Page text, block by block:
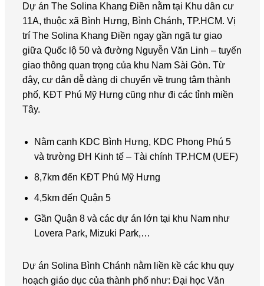
Dự án The Solina Khang Điền nằm tại Khu dân cư
11A, thuộc xã Bình Hưng, Bình Chánh, TP.HCM. Vị
trí The Solina Khang Điền ngay gần ngã tư giao
giữa Quốc lộ 50 và đường Nguyễn Văn Linh – tuyến
giao thông quan trọng của khu Nam Sài Gòn. Từ
đây, cư dân dễ dàng di chuyển về trung tâm thành
phố, KĐT Phú Mỹ Hưng cũng như đi các tỉnh miền
Tây.
Nằm cạnh KDC Bình Hưng, KDC Phong Phú 5
và trường ĐH Kinh tế – Tài chính TP.HCM (UEF)
8,7km đến KĐT Phú Mỹ Hưng
4,5km đến Quận 5
Gần Quận 8 và các dự án lớn tại khu Nam như
Lovera Park, Mizuki Park,…
Dự án Solina Bình Chánh nằm liền kề các khu quy
hoạch giáo dục của thành phố như: Đại học Văn